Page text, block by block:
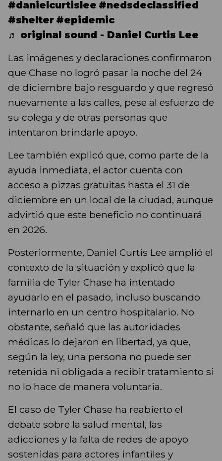
#danielcurtislee #nedsdeclassified
#shelter #epidemic
♬ original sound - Daniel Curtis Lee
Las imágenes y declaraciones confirmaron
que Chase no logró pasar la noche del 24
de diciembre bajo resguardo y que regresó
nuevamente a las calles, pese al esfuerzo de
su colega y de otras personas que
intentaron brindarle apoyo.
Lee también explicó que, como parte de la
ayuda inmediata, el actor cuenta con
acceso a pizzas gratuitas hasta el 31 de
diciembre en un local de la ciudad, aunque
advirtió que este beneficio no continuará
en 2026.
Posteriormente, Daniel Curtis Lee amplió el
contexto de la situación y explicó que la
familia de Tyler Chase ha intentado
ayudarlo en el pasado, incluso buscando
internarlo en un centro hospitalario. No
obstante, señaló que las autoridades
médicas lo dejaron en libertad, ya que,
según la ley, una persona no puede ser
retenida ni obligada a recibir tratamiento si
no lo hace de manera voluntaria.
El caso de Tyler Chase ha reabierto el
debate sobre la salud mental, las
adicciones y la falta de redes de apoyo
sostenidas para actores infantiles y